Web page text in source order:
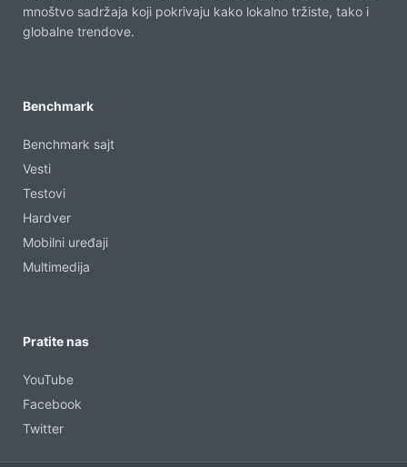
mnoštvo sadržaja koji pokrivaju kako lokalno tržiste, tako i
globalne trendove.
Benchmark
Benchmark sajt
Vesti
Testovi
Hardver
Mobilni uređaji
Multimedija
Pratite nas
YouTube
Facebook
Twitter